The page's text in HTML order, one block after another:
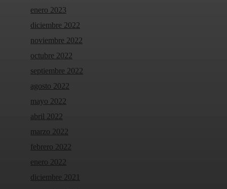
enero 2023
diciembre 2022
noviembre 2022
octubre 2022
septiembre 2022
agosto 2022
mayo 2022
abril 2022
marzo 2022
febrero 2022
enero 2022
diciembre 2021